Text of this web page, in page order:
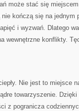
może stać się
kończą się na jednym
i wyzwań. Dlatego
wewnętrzne konflikty.
Nie jest to miejsce
towarzyszenie.
z pogranicza